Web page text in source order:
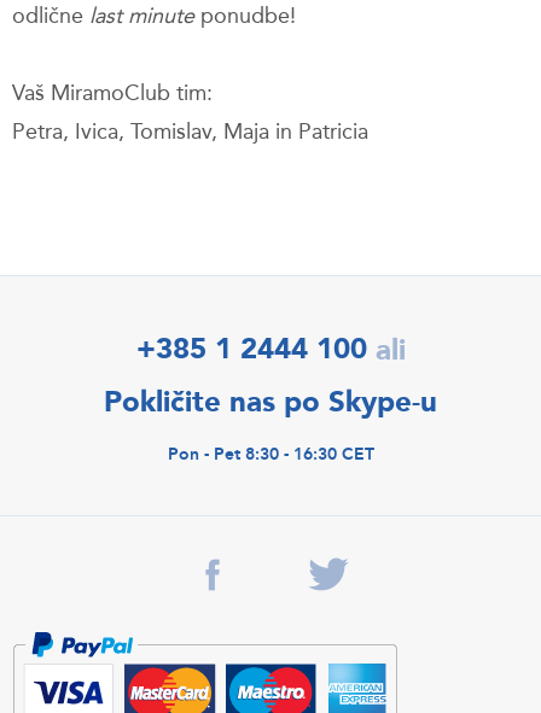
odlične last minuteponudbe!
Vaš MiramoClub tim:
Petra, Ivica, Tomislav, Maja in Patricia
+385 1 2444 100 ali
Pokličite nas po Skype-u
Pon - Pet 8:30 - 16:30 CET